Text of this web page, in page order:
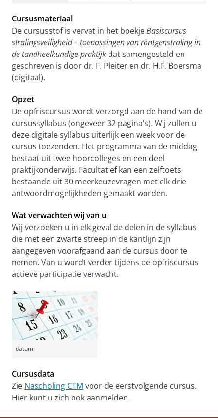
Cursusmateriaal
De cursusstof is vervat in het boekjeBasiscursus
stralingsveiligheid – toepassingen van röntgenstraling in
de tandheelkundige praktijk dat samengesteld en
geschreven is door dr. F. Pleiter en dr. H.F. Boersma
(digitaal).
Opzet
De opfriscursus wordt verzorgd aan de hand van de
cursussyllabus (ongeveer 32 pagina's). Wij zullen u
deze digitale syllabus uiterlijk een week voor de
cursus toezenden. Het programma van de middag
bestaat uit twee hoorcolleges en een deel
praktijkonderwijs. Facultatief kan een zelftoets,
bestaande uit 30 meerkeuzevragen met elk drie
antwoordmogelijkheden gemaakt worden.
Wat verwachten wij van u
Wij verzoeken u in elk geval de delen in de syllabus
die met een zwarte streep in de kantlijn zijn
aangegeven voorafgaand aan de cursus door te
nemen. Van u wordt verder tijdens de opfriscursus
actieve participatie verwacht.
datum
Cursusdata
Zie Nascholing CTM voor de eerstvolgende cursus.
Hier kunt u zich ook aanmelden.